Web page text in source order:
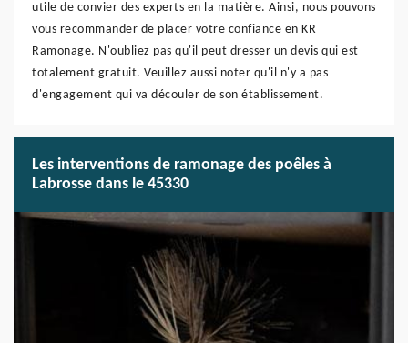
utile de convier des experts en la matière. Ainsi, nous pouvons
vous recommander de placer votre confiance en KR
Ramonage. N'oubliez pas qu'il peut dresser un devis qui est
totalement gratuit. Veuillez aussi noter qu'il n'y a pas
d'engagement qui va découler de son établissement.
Les interventions de ramonage des poêles à
Labrosse dans le 45330